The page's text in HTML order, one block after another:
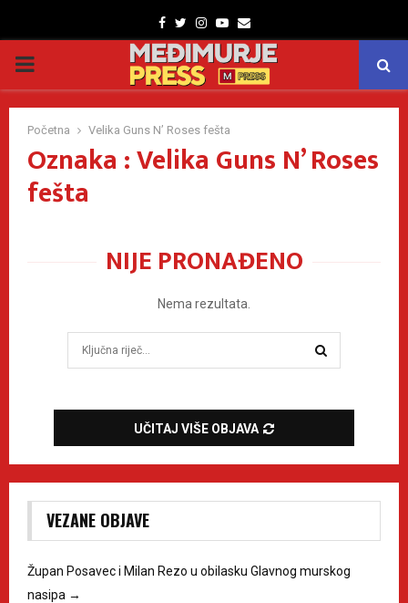
Facebook
TwitterInstagram
Youtube
Email
PRIMARY
MENU
Početna Velika Guns N’ Roses fešta
Oznaka : Velika Guns N’ Roses
fešta
NIJE PRONAĐENO
Nema rezultata.
UČITAJ VIŠE OBJAVA
VEZANE OBJAVE
Župan Posavec i Milan Rezo u obilasku Glavnog murskog
nasipa →